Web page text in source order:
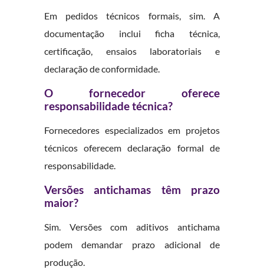
Em pedidos técnicos formais, sim. A
documentação inclui ficha técnica,
certificação, ensaios laboratoriais e
declaração de conformidade.
O fornecedor oferece
responsabilidade técnica?
Fornecedores especializados em projetos
técnicos oferecem declaração formal de
responsabilidade.
Versões antichamas têm prazo
maior?
Sim. Versões com aditivos antichama
podem demandar prazo adicional de
produção.